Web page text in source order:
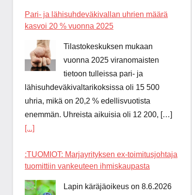
Pari- ja lähisuhdeväkivallan uhrien määrä
kasvoi 20 % vuonna 2025
Tilastokeskuksen mukaan
vuonna 2025 viranomaisten
tietoon tulleissa pari- ja
lähisuhdeväkivaltarikoksissa oli 15 500
uhria, mikä on 20,2 % edellisvuotista
enemmän. Uhreista aikuisia oli 12 200, […]
[...]
:TUOMIOT: Marjayrityksen ex-toimitusjohtaja
tuomittiin vankeuteen ihmiskaupasta
Lapin käräjäoikeus on 8.6.2026